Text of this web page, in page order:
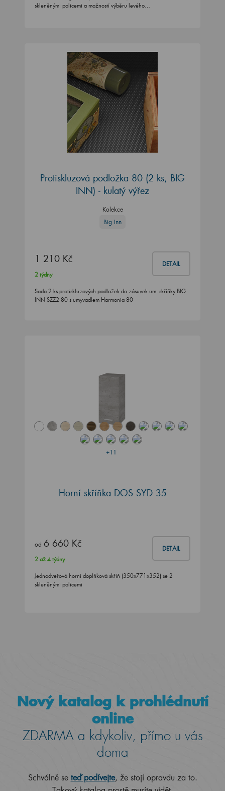
INN) - kulatý výřez
Kolekce
Big Inn
DETAIL
2 týdny
Sada 2 ks protiskluzových podložek do zásuvek um. skříňky BIG
INN SZZ2 80 s umyvadlem Harmonia 80
+11
DETAIL
2 až 4 týdny
Jednodveřová horní doplňková skříň (350x771x352) se 2
skleněnými policemi
Nový katalog k prohlédnutí
online
ZDARMA a kdykoliv, přímo u vás
doma
Takový katalog prostě musíte vidět.